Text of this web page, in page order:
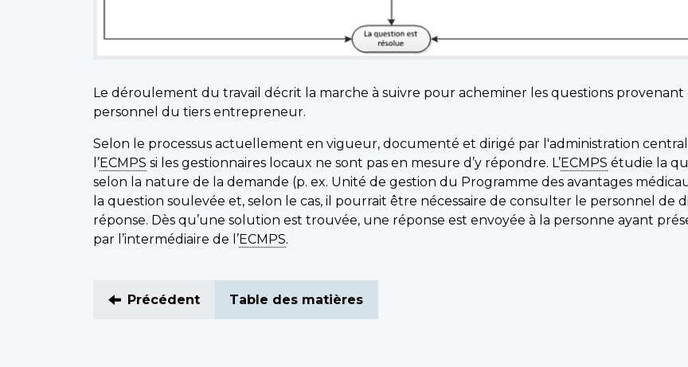
Le déroulement du travail décrit la marche à suivre pour acheminer les questions provenant
personnel du tiers entrepreneur.
Selon le processus actuellement en vigueur, documenté et dirigé par l'administration
l’ECMPS si les gestionnaires locaux ne sont pas en mesure d’y répondre. L’ECMPS étudie la
selon la nature de la demande (p. ex. Unité de gestion du Programme des avantages
la question soulevée et, selon le cas, il pourrait être nécessaire de consulter le personnel de
réponse. Dès qu’une solution est trouvée, une réponse est envoyée à la personne ayant
par l’intermédiaire de l’ECMPS.
Précédent Table des matières